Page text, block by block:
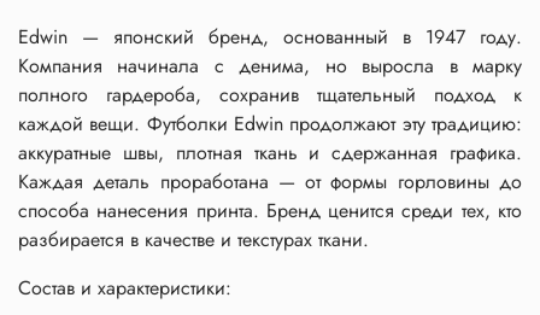
Edwin — японский бренд, основанный в 1947 году.
Компания начинала с денима, но выросла в марку
полного гардероба, сохранив тщательный подход к
каждой вещи. Футболки Edwin продолжают эту традицию:
аккуратные швы, плотная ткань и сдержанная графика.
Каждая деталь проработана — от формы горловины до
способа нанесения принта. Бренд ценится среди тех, кто
разбирается в качестве и текстурах ткани.
Состав и характеристики: